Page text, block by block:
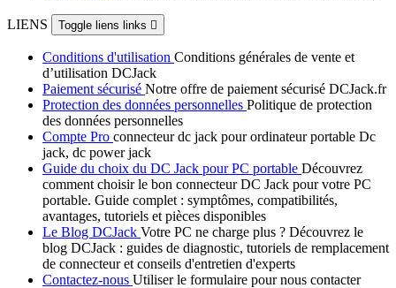
LIENS Toggle liens links 
Conditions d'utilisation Conditions générales de vente et
d’utilisation DCJack
Paiement sécurisé Notre offre de paiement sécurisé DCJack.fr
Protection des données personnelles Politique de protection
des données personnelles
Compte Pro connecteur dc jack pour ordinateur portable Dc
jack, dc power jack
Guide du choix du DC Jack pour PC portable Découvrez
comment choisir le bon connecteur DC Jack pour votre PC
portable. Guide complet : symptômes, compatibilités,
avantages, tutoriels et pièces disponibles
Le Blog DCJack Votre PC ne charge plus ? Découvrez le
blog DCJack : guides de diagnostic, tutoriels de remplacement
de connecteur et conseils d'entretien d'experts
Contactez-nous Utiliser le formulaire pour nous contacter